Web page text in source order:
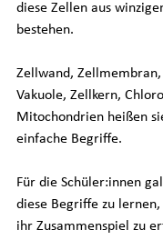
diese Zellen aus
bestehen.
Zellwand,
Vakuole, Zellkern,
Mitochondrien heißen
einfache Begriffe.
Für die Schüler:innen
diese Begriffe zu
ihr Zusammenspiel zu